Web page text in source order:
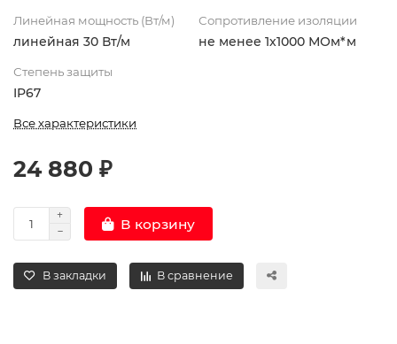
Линейная мощность (Вт/м)
линейная 30 Вт/м
Сопротивление изоляции
не менее 1х1000 МОм*м
Степень защиты
IP67
Все характеристики
24 880 ₽
В корзину
В закладки В сравнение